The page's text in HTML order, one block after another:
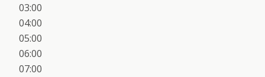
03:00
04:00
05:00
06:00
07:00